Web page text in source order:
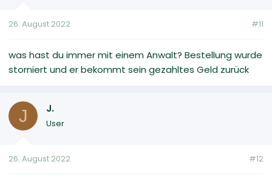
26. August 2022 #11
was hast du immer mit einem Anwalt? Bestellung wurde
storniert und er bekommt sein gezahltes Geld zurück
J J.
User
26. August 2022 #12